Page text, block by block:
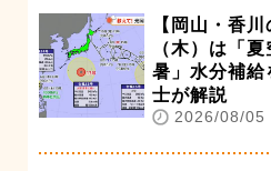
【岡山・香
（木）は「
暑」水分補
士が解説
2026/08/05